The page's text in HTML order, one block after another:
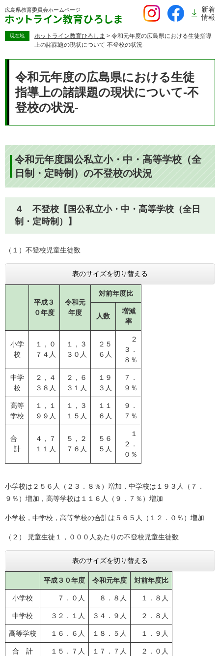
ー
広島県教育委員会ホームページ
新着
情報
現在地 ホットライン教育ひろしま > 令和元年度の広島県における生徒指導
上の諸課題の現状について-不登校の状況-
令和元年度の広島県における生徒
指導上の諸課題の現状について-不
登校の状況-
令和元年度国公私立小・中・高等学校（全
日制・定時制）の不登校の状況
４ 不登校【国公私立小・中・高等学校（全日
制・定時制）】
（１）不登校児童生徒数
表のサイズを切り替える
平成３
０年度
令和元
年度
対前年度比
人数
増減
率
小学
校
１，０
７４人
１，３
３０人
２５
６人
２
３．
８％
中学
校
２，４
３８人
２，６
３１人
１９
３人
７．
９％
高等
学校
１，１
９９人
１，３
１５人
１１
６人
９．
７％
合
計
４，７
１１人
５，２
７６人
５６
５人
１
２．
０％
小学校は２５６人（２３．８％）増加，中学校は１９３人（７．
９％）増加，高等学校は１１６人（９．７％）増加
小学校，中学校，高等学校の合計は５６５人（１２．０％）増加
（２） 児童生徒１，０００人あたりの不登校児童生徒数
表のサイズを切り替える
平成３０年度 令和元年度 対前年度比
小学校 ７．０人 ８．８人 １．８人
中学校 ３２．１人 ３４．９人 ２．８人
高等学校 １６．６人 １８．５人 １．９人
合 計 １５．７人 １７．７人 ２．０人